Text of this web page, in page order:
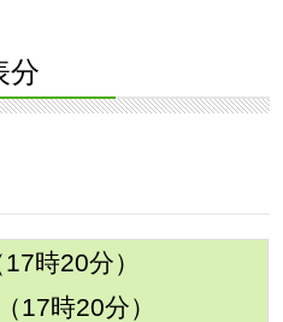
分
時20分）
17時20分）